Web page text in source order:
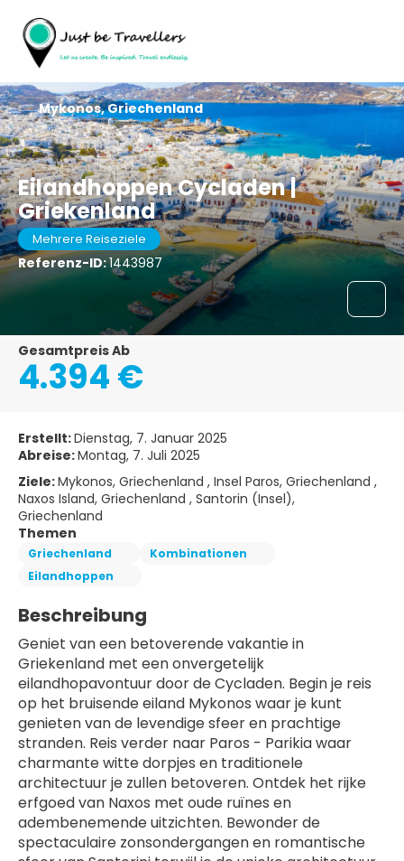
Eilandhoppen Cycladen |
Griekenland
Mehrere Reiseziele
Referenz-ID:1443987
Mykonos, Griechenland
Gesamtpreis Ab
4.394 €
Erstellt:Dienstag, 7. Januar 2025
Abreise:Montag, 7. Juli 2025
Ziele:Mykonos, Griechenland , Insel Paros, Griechenland ,
Naxos Island, Griechenland , Santorin (Insel),
Griechenland
Themen
Griechenland
Kombinationen
Eilandhoppen
Beschreibung
Geniet van een betoverende vakantie in
Griekenland met een onvergetelijk
eilandhopavontuur door de Cycladen. Begin je reis
op het bruisende eiland Mykonos waar je kunt
genieten van de levendige sfeer en prachtige
stranden. Reis verder naar Paros - Parikia waar
charmante witte dorpjes en traditionele
architectuur je zullen betoveren. Ontdek het rijke
erfgoed van Naxos met oude ruïnes en
adembenemende uitzichten. Bewonder de
spectaculaire zonsondergangen en romantische